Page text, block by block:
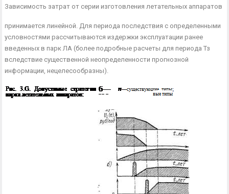
Зависимость затрат от серии изготовления летательных аппаратов
принимается линейной. Для периода последствия с определенными
условно­стями рассчитываются издержки экс­плуатации ранее
введенных в парк ЛА (более подробные расчеты для перио­да Тз
вследствие существенной неопре­деленности прогнозной
информации, нецелесообразны).